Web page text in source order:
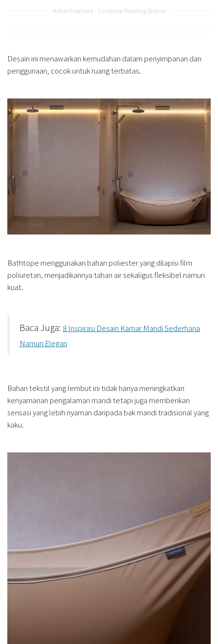
Advertisement - Continue Reading Below
Desain ini menawarkan kemudahan dalam penyimpanan dan
penggunaan, cocok untuk ruang terbatas.
Bathtope menggunakan bahan poliester yang dilapisi film
poliuretan, menjadikannya tahan air sekaligus fleksibel namun
kuat.
Baca Juga: 8 Inspirasi Desain Kamar Mandi Sederhana
Namun Elegan
Bahan tekstil yang lembut ini tidak hanya meningkatkan
kenyamanan pengalaman mandi tetapi juga memberikan
sensasi yang lebih nyaman daripada bak mandi tradisional yang
kaku.